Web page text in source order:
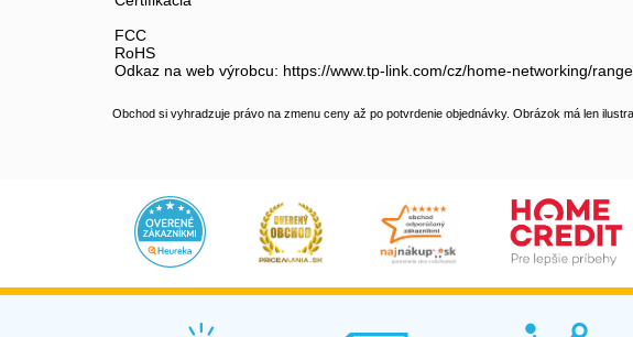
FCC
RoHS
Odkaz na web výrobcu: https://www.tp-link.com/cz/home-networking/
Obchod si vyhradzuje právo na zmenu ceny až po potvrdenie objednávky. Obrázok má len